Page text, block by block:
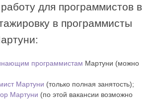
для программистов в
в программисты
программистам Мартуни (можно
Мартуни (только полная занятость);
Мартуни (по этой вакансии возможно